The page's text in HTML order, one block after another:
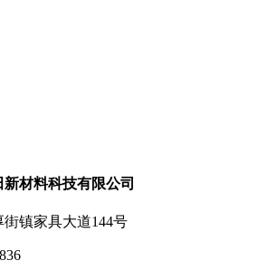
材料科技有限公司
镇家具大道144号